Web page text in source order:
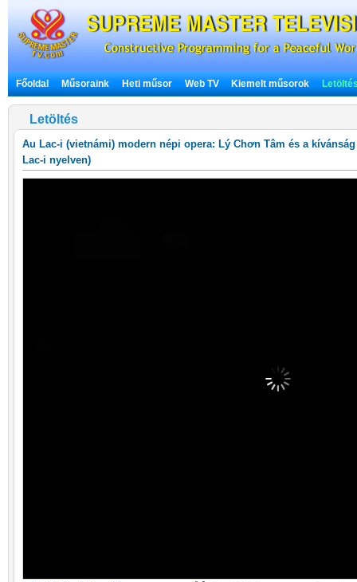
Főoldal Műsoraink Heti műsor Web TV Kiemelt műsorok
Letöltés
Au Lac-i (vietnámi) modern népi opera: Lý Chơn Tâm és a
Lac-i nyelven)